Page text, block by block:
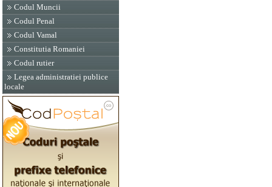
Codul Muncii
Codul Penal
Codul Vamal
Constitutia Romaniei
Codul rutier
Legea administratiei publice
locale